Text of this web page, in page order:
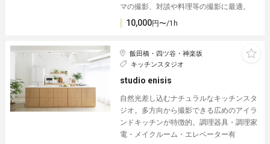
マの撮影、対談や料理等の撮影に最適。
10,000円〜/1h
飯田橋・四ツ谷・神楽坂
キッチンスタジオ
studio enisis
自然光差し込むナチュラルなキッチンスタ
ジオ。多方向から撮影できる広めのアイラ
ンドキッチンが特徴的。調理器具・調理家
電・メイクルーム・エレベーター有